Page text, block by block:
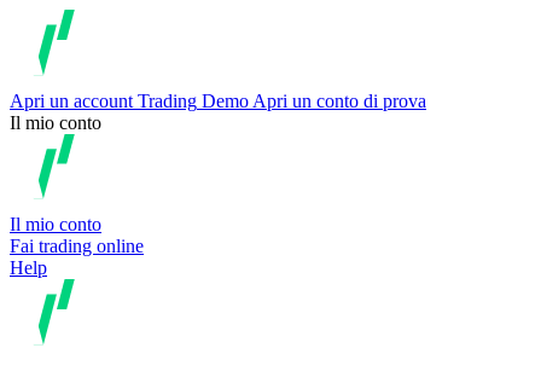
Apri un account Trading Demo Apri un conto di prova
Il mio conto
Il mio conto
Fai trading online
Help